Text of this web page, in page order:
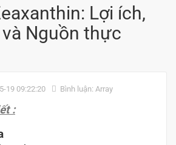
Lợi ích,
Nguồn thực
19 09:22:20 Bình luận: Array
: